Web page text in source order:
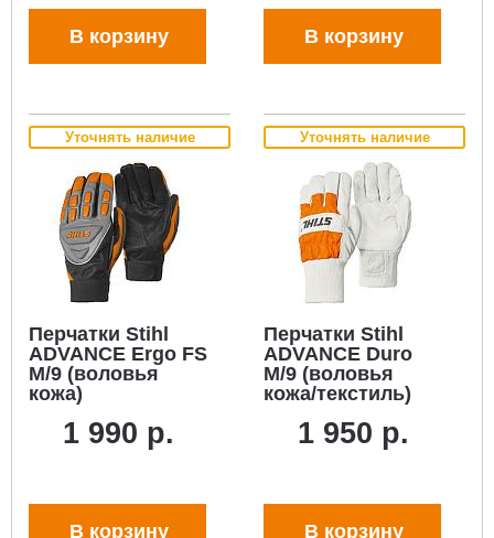
В корзину В корзину
Уточнять наличие
Перчатки Stihl
ADVANCE Ergo FS
M/9 (воловья
кожа)
1 990 р.
В корзину
Уточнять наличие
Перчатки Stihl
ADVANCE Duro
M/9 (воловья
кожа/текстиль)
1 950 р.
В корзину